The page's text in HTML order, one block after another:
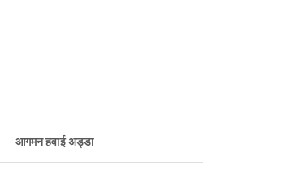
आगमन हवाई अड्डा